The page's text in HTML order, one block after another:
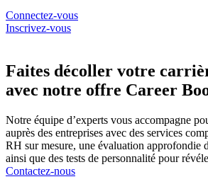
Connectez-vous
Inscrivez-vous
Faites décoller votre
avec notre offre Career
Notre équipe d’experts vous accompagne
auprès des entreprises avec des services
RH sur mesure, une évaluation approfondie
ainsi que des tests de personnalité pour
Contactez-nous